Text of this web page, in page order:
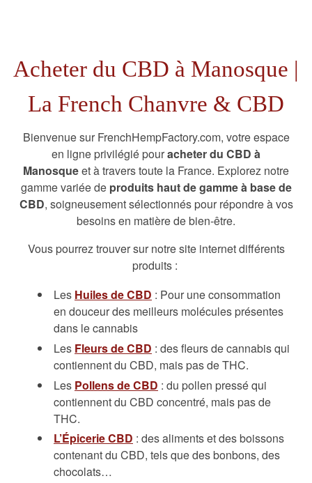
Acheter du CBD à Manosque |
La French Chanvre & CBD
Bienvenue sur FrenchHempFactory.com, votre espace
en ligne privilégié pouracheter du CBD à
Manosqueet à travers toute la France. Explorez notre
gamme variée de produits haut de gamme à base de
CBD, soigneusement sélectionnés pour répondre à vos
besoins en matière de bien-être.
Vous pourrez trouver sur notre site internet différents
produits :
Les Huiles de CBD : Pour une consommation
en douceur des meilleurs molécules présentes
dans le cannabis
Les Fleurs de CBD : des fleurs de cannabis qui
contiennent du CBD, mais pas de THC.
Les Pollens de CBD : du pollen pressé qui
contiennent du CBD concentré, mais pas de
THC.
L’Épicerie CBD : des aliments et des boissons
contenant du CBD, tels que des bonbons, des
chocolats…